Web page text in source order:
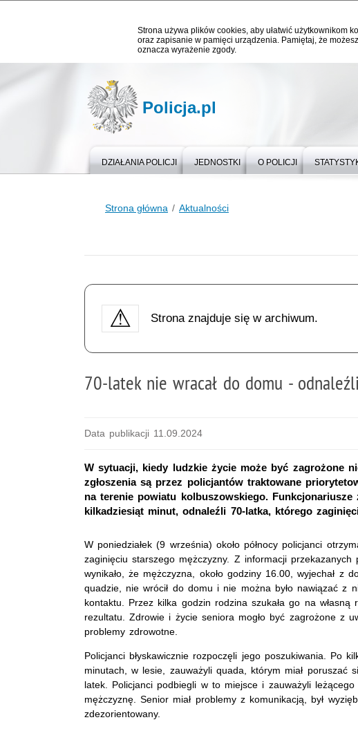
Strona używa plików cookies, aby ułatwić użytkownikom
oraz zapisanie w pamięci urządzenia. Pamiętaj, że
oznacza wyrażenie zgody.
Policja.pl
DZIAŁANIA POLICJI JEDNOSTKI O POLICJI
Strona główna Aktualności
Strona znajduje się w archiwum.
70-latek nie wracał do domu -
Data publikacji 11.09.2024
W sytuacji, kiedy ludzkie życie może być zagrożone
zgłoszenia są przez policjantów traktowane
na terenie powiatu kolbuszowskiego.
kilkadziesiąt minut, odnaleźli 70-latka, którego
W poniedziałek (9 września) około północy policjanci
zaginięciu starszego mężczyzny. Z informacji przekazanych
wynikało, że mężczyzna, około godziny 16.00, wyjechał z
quadzie, nie wrócił do domu i nie można było nawiązać z
kontaktu. Przez kilka godzin rodzina szukała go na własną
rezultatu. Zdrowie i życie seniora mogło być zagrożone z
problemy zdrowotne.
Policjanci błyskawicznie rozpoczęli jego poszukiwania. Po
minutach, w lesie, zauważyli quada, którym miał poruszać
latek. Policjanci podbiegli w to miejsce i zauważyli leżącego
mężczyznę. Senior miał problemy z komunikacją, był
zdezorientowany.